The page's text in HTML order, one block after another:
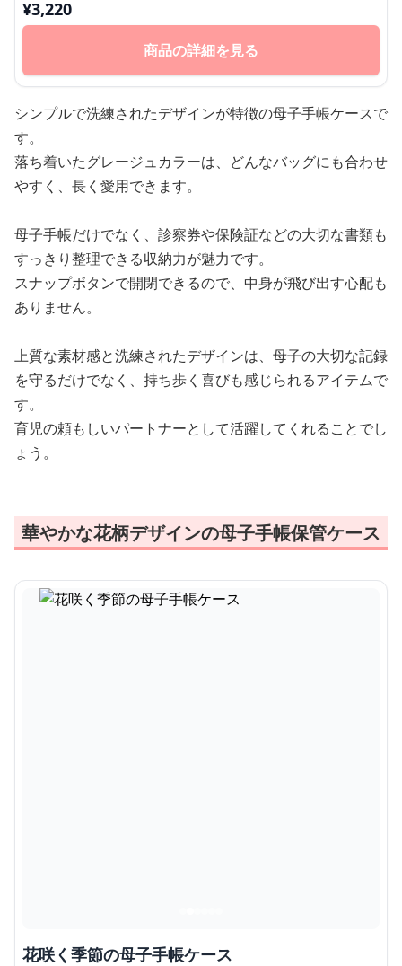
¥3,220
商品の詳細を見る
シンプルで洗練されたデザインが特徴の母子手帳ケースで
す。
落ち着いたグレージュカラーは、どんなバッグにも合わせ
やすく、長く愛用できます。
母子手帳だけでなく、診察券や保険証などの大切な書類も
すっきり整理できる収納力が魅力です。
スナップボタンで開閉できるので、中身が飛び出す心配も
ありません。
上質な素材感と洗練されたデザインは、母子の大切な記録
を守るだけでなく、持ち歩く喜びも感じられるアイテムで
す。
育児の頼もしいパートナーとして活躍してくれることでし
ょう。
華やかな花柄デザインの母子手帳保管ケース
花咲く季節の母子手帳ケース